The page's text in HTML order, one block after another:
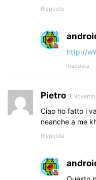
Risposta
http://
Risposta
Pietro 3
Ciao ho fatto i
neanche a me
Risposta